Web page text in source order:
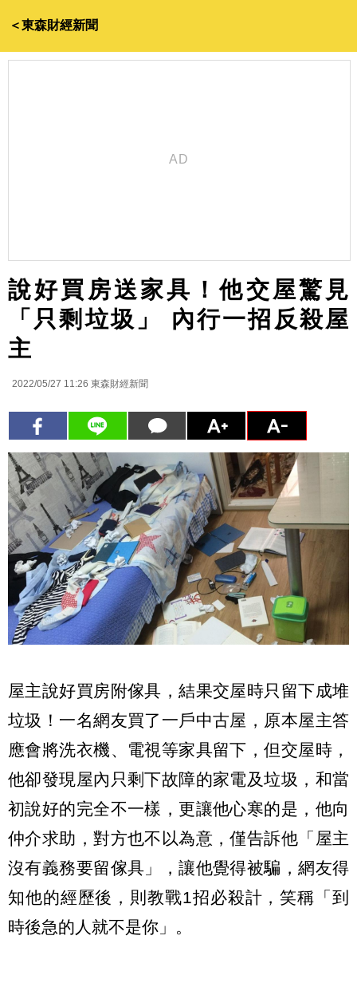
＜東森財經新聞
說好買房送家具！他交屋驚見
「只剩垃圾」 內行一招反殺屋
主
2022/05/27 11:26 東森財經新聞
屋主說好買房附傢具，結果交屋時只留下成堆
垃圾！一名網友買了一戶中古屋，原本屋主答
應會將洗衣機、電視等家具留下，但交屋時，
他卻發現屋內只剩下故障的家電及垃圾，和當
初說好的完全不一樣，更讓他心寒的是，他向
仲介求助，對方也不以為意，僅告訴他「屋主
沒有義務要留傢具」，讓他覺得被騙，網友得
知他的經歷後，則教戰1招必殺計，笑稱「到
時後急的人就不是你」。